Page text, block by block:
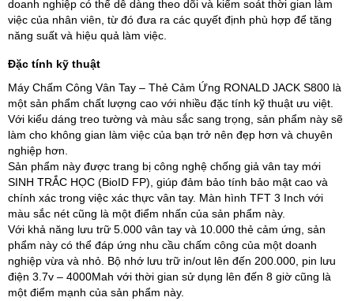
doanh nghiệp có thể dễ dàng theo dõi và kiểm soát thời gian làm
việc của nhân viên, từ đó đưa ra các quyết định phù hợp để tăng
năng suất và hiệu quả làm việc.
Đặc tính kỹ thuật
Máy Chấm Công Vân Tay – Thẻ Cảm Ứng RONALD JACK S800 là
một sản phẩm chất lượng cao với nhiều đặc tính kỹ thuật ưu việt.
Với kiểu dáng treo tường và màu sắc sang trọng, sản phẩm này sẽ
làm cho không gian làm việc của bạn trở nên đẹp hơn và chuyên
nghiệp hơn.
Sản phẩm này được trang bị công nghệ chống giả vân tay mới
SINH TRẮC HỌC (BioID FP), giúp đảm bảo tính bảo mật cao và
chính xác trong việc xác thực vân tay. Màn hình TFT 3 Inch với
màu sắc nét cũng là một điểm nhấn của sản phẩm này.
Với khả năng lưu trữ 5.000 vân tay và 10.000 thẻ cảm ứng, sản
phẩm này có thể đáp ứng nhu cầu chấm công của một doanh
nghiệp vừa và nhỏ. Bộ nhớ lưu trữ in/out lên đến 200.000, pin lưu
điện 3.7v – 4000Mah với thời gian sử dụng lên đến 8 giờ cũng là
một điểm mạnh của sản phẩm này.